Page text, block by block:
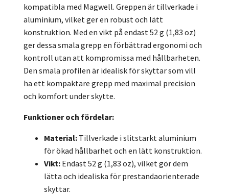
kompatibla med Magwell. Greppen är tillverkade i
aluminium, vilket ger en robust och lätt
konstruktion. Med en vikt på endast 52 g (1,83 oz)
ger dessa smala grepp en förbättrad ergonomi och
kontroll utan att kompromissa med hållbarheten.
Den smala profilen är idealisk för skyttar som vill
ha ett kompaktare grepp med maximal precision
och komfort under skytte.
Funktioner och fördelar:
Material: Tillverkade i slitstarkt aluminium
för ökad hållbarhet och en lätt konstruktion.
Vikt: Endast 52 g (1,83 oz), vilket gör dem
lätta och idealiska för prestandaorienterade
skyttar.